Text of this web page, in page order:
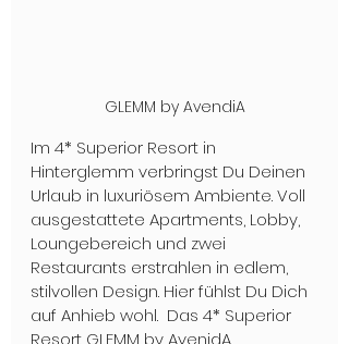
GLEMM by AvendiA
Im 4* Superior Resort in
Hinterglemm verbringst Du Deinen
Urlaub in luxuriösem Ambiente. Voll
ausgestattete Apartments, Lobby,
Loungebereich und zwei
Restaurants erstrahlen in edlem,
stilvollen Design. Hier fühlst Du Dich
auf Anhieb wohl.  Das 4* Superior
Resort GLEMM by AvenidA